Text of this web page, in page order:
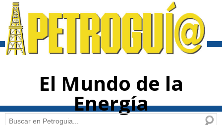
contenido
El Mundo de la
Energía
Buscar